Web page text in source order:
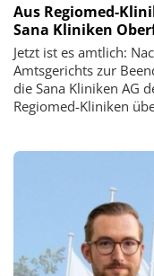
Aus Regiomed-
Sana Kliniken
Jetzt ist es amtlich:
Amtsgerichts zur
die Sana Kliniken AG
Regiomed-Kliniken